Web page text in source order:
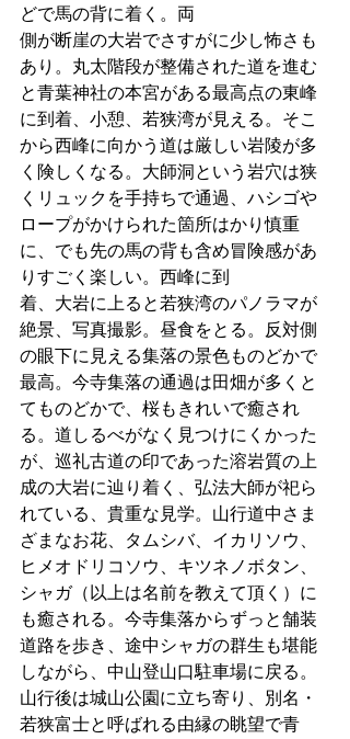
どで馬の背に着く。両
側が断崖の大岩でさすがに少し怖さも
あり。丸太階段が整備された道を進む
と青葉神社の本宮がある最高点の東峰
に到着、小憩、若狭湾が見える。そこ
から西峰に向かう道は厳しい岩陵が多
く険しくなる。大師洞という岩穴は狭
くリュックを手持ちで通過、ハシゴや
ロープがかけられた箇所はかり慎重
に、でも先の馬の背も含め冒険感があ
りすごく楽しい。西峰に到
着、大岩に上ると若狭湾のパノラマが
絶景、写真撮影。昼食をとる。反対側
の眼下に見える集落の景色ものどかで
最高。今寺集落の通過は田畑が多くと
てものどかで、桜もきれいで癒され
る。道しるべがなく見つけにくかった
が、巡礼古道の印であった溶岩質の上
成の大岩に辿り着く、弘法大師が祀ら
れている、貴重な見学。山行道中さま
ざまなお花、タムシバ、イカリソウ、
ヒメオドリコソウ、キツネノボタン、
シャガ（以上は名前を教えて頂く）に
も癒される。今寺集落からずっと舗装
道路を歩き、途中シャガの群生も堪能
しながら、中山登山口駐車場に戻る。
山行後は城山公園に立ち寄り、別名・
若狭富士と呼ばれる由縁の眺望で青